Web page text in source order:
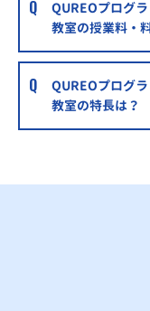
QUREOプログ
教室の授業料・
QUREOプログ
教室の特長は？